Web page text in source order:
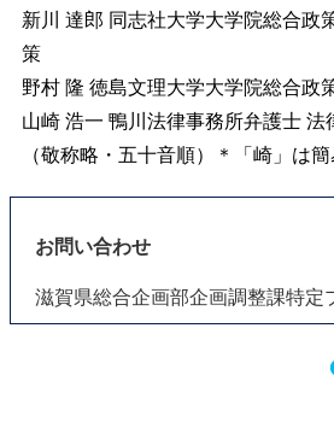
新川 達郎 同志社大学大学院総合政
策
野村 隆 徳島文理大学大学院総合政
山崎 浩一 鴨川法律事務所弁護士 法
（敬称略・五十音順）＊「崎」は
お問い合わせ
滋賀県総合企画部企画調整課特定